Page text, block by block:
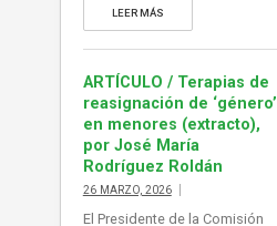
de eutanasia y su aplicación,
abierta, a vulnerables y
personas con capacidad de
decisión muy limitada por su
propia patología (psíquica,
física). Mientras tanto, la
atención paliativa sigue sin
recursos, y sin visos de […]
LEER MÁS
ARTÍCULO / Terapias de
reasignación de ‘género’
en menores (extracto),
por José María
Rodríguez Roldán
26 MARZO, 2026
El Presidente de la Comisión